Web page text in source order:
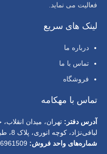
فعالیت می نماید.
لینک های سریع
درباره ما
تماس با ما
فروشگاه
تماس با مهکامه
آدرس دفتر: تهران، میدان
لبافی‌نژاد، کوچه انوری، پلاک 8، طبقه دوم
شماره‌های واحد فروش: 02166961509 و